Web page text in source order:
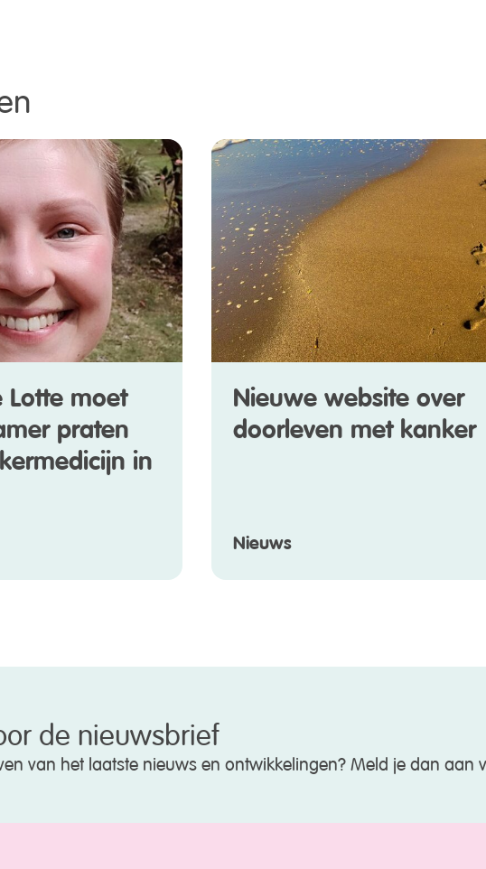
Lotte moet
praten
in
Nieuwe website over
doorleven met kanker
Nieuws
de nieuwsbrief
van het laatste nieuws en ontwikkelingen? Meld je dan aan